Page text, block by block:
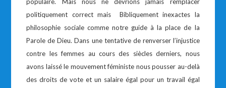
politiquement correct mais Bibliquement inexactes la
philosophie sociale comme notre guide à la place de la
Parole de Dieu. Dans une tentative de renverser l’injustice
contre les femmes au cours des siècles derniers, nous
avons laissé le mouvement féministe nous pousser au-delà
des droits de vote et un salaire égal pour un travail égal